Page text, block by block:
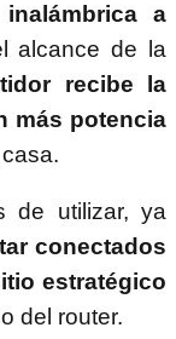
a
alcance de la
recibe la
más potencia
de utilizar, ya
conectados
estratégico
del router.